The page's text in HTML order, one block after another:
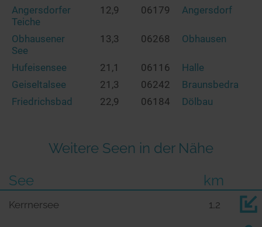
Angersdorfer
Teiche
12,9 06179 Angersdorf
Obhausener
See
13,3 06268 Obhausen
Hufeisensee 21,1 06116
Halle
Geiseltalsee
21,3 06242
Braunsbedra
Friedrichsbad
22,9 06184 Dölbau
Weitere Seen in der Nähe
See
km
Kerrnersee 1,2